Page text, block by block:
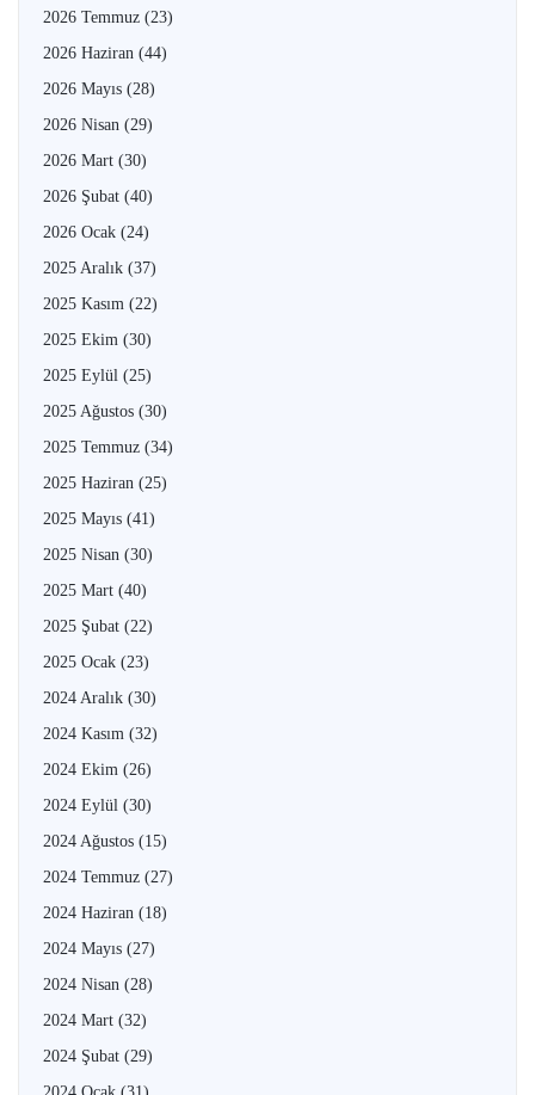
2026 Temmuz (23)
2026 Haziran (44)
2026 Mayıs (28)
2026 Nisan (29)
2026 Mart (30)
2026 Şubat (40)
2026 Ocak (24)
2025 Aralık (37)
2025 Kasım (22)
2025 Ekim (30)
2025 Eylül (25)
2025 Ağustos (30)
2025 Temmuz (34)
2025 Haziran (25)
2025 Mayıs (41)
2025 Nisan (30)
2025 Mart (40)
2025 Şubat (22)
2025 Ocak (23)
2024 Aralık (30)
2024 Kasım (32)
2024 Ekim (26)
2024 Eylül (30)
2024 Ağustos (15)
2024 Temmuz (27)
2024 Haziran (18)
2024 Mayıs (27)
2024 Nisan (28)
2024 Mart (32)
2024 Şubat (29)